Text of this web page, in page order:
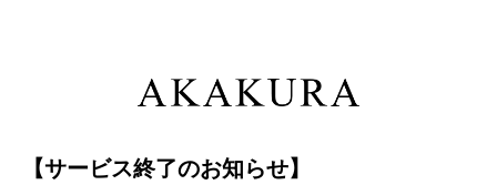
【サービス終了のお知らせ】